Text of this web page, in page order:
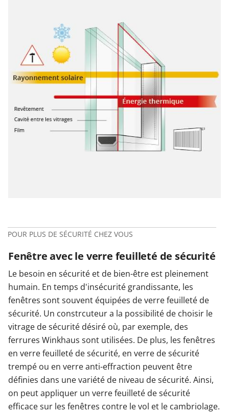
POUR PLUS DE SÉCURITÉ CHEZ VOUS
Fenêtre avec le verre feuilleté de sécurité
Le besoin en sécurité et de bien-être est pleinement
humain. En temps d'insécurité grandissante, les
fenêtres sont souvent équipées de verre feuilleté de
sécurité. Un constrcuteur a la possibilité de choisir le
vitrage de sécurité désiré où, par exemple, des
ferrures Winkhaus sont utilisées. De plus, les fenêtres
en verre feuilleté de sécurité, en verre de sécurité
trempé ou en verre anti-effraction peuvent être
définies dans une variété de niveau de sécurité. Ainsi,
on peut appliquer un verre feuilleté de sécurité
efficace sur les fenêtres contre le vol et le cambriolage.